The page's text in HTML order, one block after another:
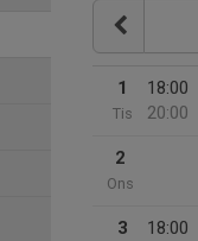
1
Tis
18:00
20:00
2
Ons
3
18:00